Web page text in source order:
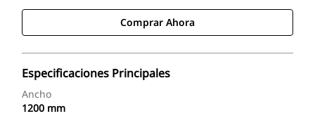
Comprar Ahora
Especificaciones Principales
Ancho
1200 mm